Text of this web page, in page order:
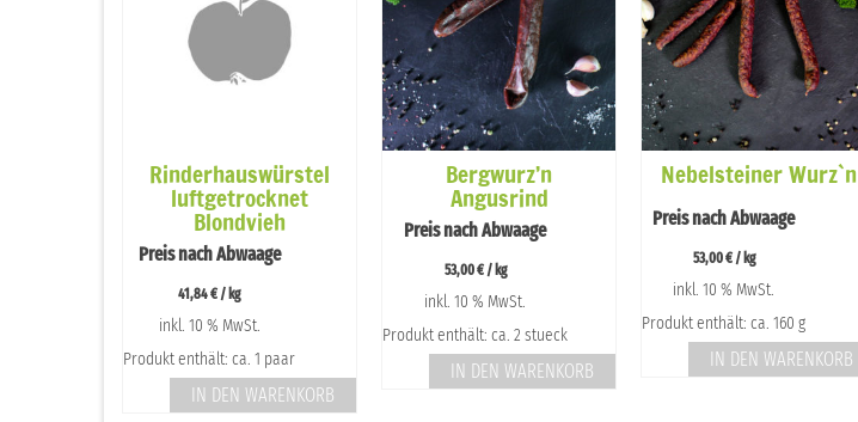
Rinderhauswürstel
luftgetrocknet
Blondvieh
Preis nach Abwaage
41,84€ / kg
inkl. 10 % MwSt.
Produkt enthält: ca. 1 paar
IN DEN WARENKORB
Bergwurz’n
Angusrind
Preis nach Abwaage
53,00€/ kg
inkl. 10 % MwSt.
Produkt enthält: ca. 2 stueck
IN DEN WARENKORB
Nebelsteiner Wurz`n
Preis nach Abwaage
53,00€/ kg
inkl. 10 % MwSt.
Produkt enthält: ca. 160 g
IN DEN WARENKORB